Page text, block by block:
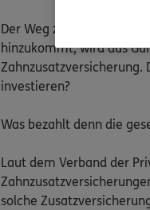
Der Weg zum Zahnarzt
hinzukommt, wird das
Zahnzusatzversicherung.
investieren?
Was bezahlt denn die
Laut dem Verband der
solche